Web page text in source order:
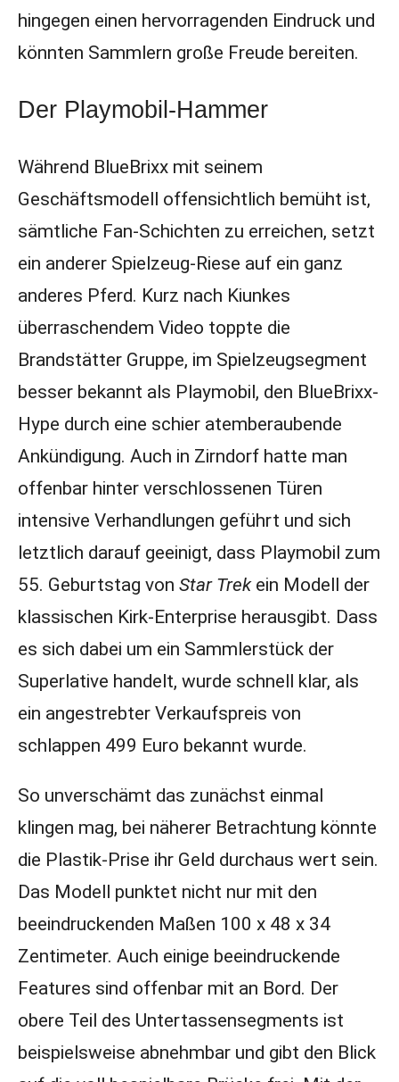
hingegen einen hervorragenden Eindruck und
könnten Sammlern große Freude bereiten.
Der Playmobil-Hammer
Während BlueBrixx mit seinem
Geschäftsmodell offensichtlich bemüht ist,
sämtliche Fan-Schichten zu erreichen, setzt
ein anderer Spielzeug-Riese auf ein ganz
anderes Pferd. Kurz nach Kiunkes
überraschendem Video toppte die
Brandstätter Gruppe, im Spielzeugsegment
besser bekannt als Playmobil, den BlueBrixx-
Hype durch eine schier atemberaubende
Ankündigung. Auch in Zirndorf hatte man
offenbar hinter verschlossenen Türen
intensive Verhandlungen geführt und sich
letztlich darauf geeinigt, dass Playmobil zum
55. Geburtstag von Star Trekein Modell der
klassischen Kirk-Enterprise herausgibt. Dass
es sich dabei um ein Sammlerstück der
Superlative handelt, wurde schnell klar, als
ein angestrebter Verkaufspreis von
schlappen 499 Euro bekannt wurde.
So unverschämt das zunächst einmal
klingen mag, bei näherer Betrachtung könnte
die Plastik-Prise ihr Geld durchaus wert sein.
Das Modell punktet nicht nur mit den
beeindruckenden Maßen 100 x 48 x 34
Zentimeter. Auch einige beeindruckende
Features sind offenbar mit an Bord. Der
obere Teil des Untertassensegments ist
beispielsweise abnehmbar und gibt den Blick